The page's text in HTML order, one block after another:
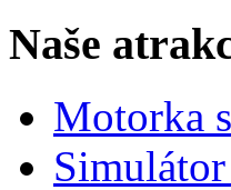
Naše
Motorka